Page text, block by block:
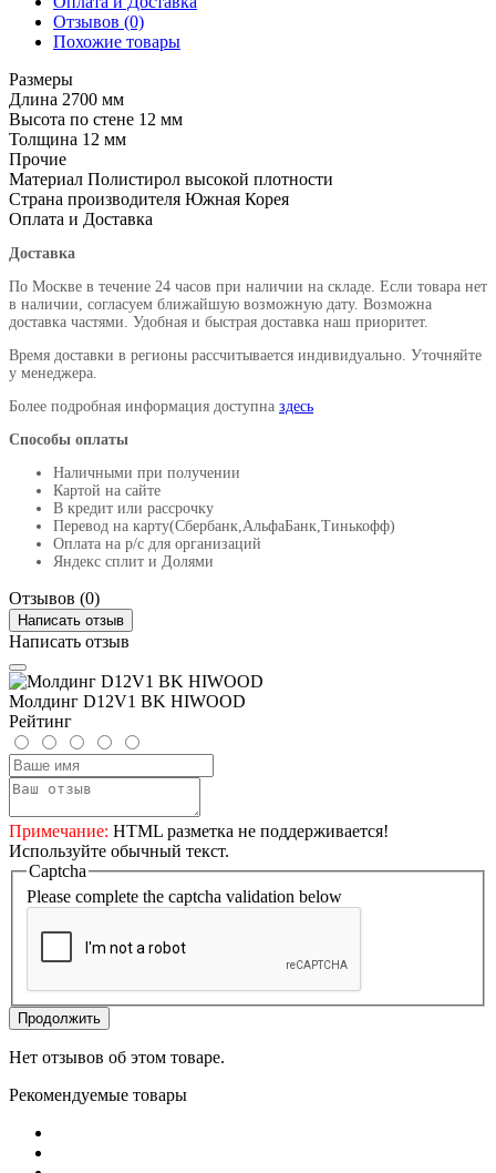
Отзывов (0)
Похожие товары
Размеры
Длина 2700 мм
Высота по стене 12 мм
Толщина 12 мм
Прочие
Материал Полистирол высокой плотности
Страна производителя Южная Корея
Оплата и Доставка
Доставка
По Москве в течение 24 часов при наличии на складе. Если товара нет
в наличии, согласуем ближайшую возможную дату. Возможна
доставка частями. Удобная и быстрая доставка наш приоритет.
Время доставки в регионы рассчитывается индивидуально. Уточняйте
у менеджера.
Более подробная информация доступна здесь
Способы оплаты
Наличными при получении
Картой на сайте
В кредит или рассрочку
Перевод на карту(Сбербанк,АльфаБанк,Тинькофф)
Оплата на р/c для организаций
Яндекс сплит и Долями
Отзывов (0)
Написать отзыв
Написать отзыв
Молдинг D12V1 BK HIWOOD
Рейтинг
Примечание: HTML разметка не поддерживается!
Используйте обычный текст.
Captcha
Please complete the captcha validation below
Продолжить
Нет отзывов об этом товаре.
Рекомендуемые товары